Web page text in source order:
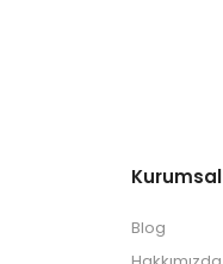
Kurumsal
Blog